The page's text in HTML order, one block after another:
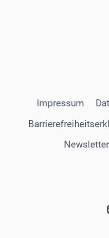
Impressum
Newsletter